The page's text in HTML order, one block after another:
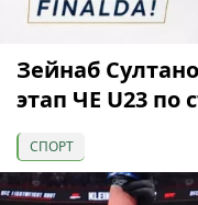
Зейнаб
этап ЧЕ U23 по
СПОРТ